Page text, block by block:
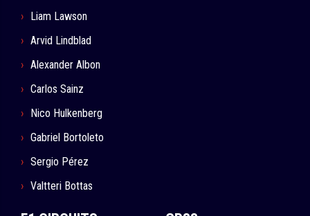
Liam Lawson
Arvid Lindblad
Alexander Albon
Carlos Sainz
Nico Hulkenberg
Gabriel Bortoleto
Sergio Pérez
Valtteri Bottas